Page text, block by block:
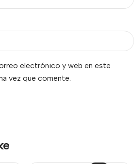
electrónico y web en este
vez que comente.